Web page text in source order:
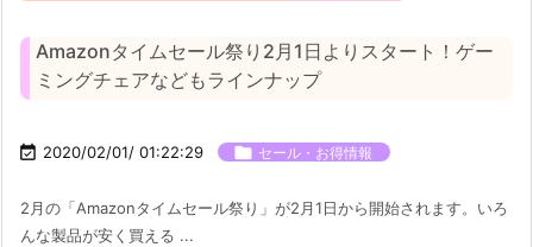
Amazonタイムセール祭り2月1日よりスタート！ゲー
ミングチェアなどもラインナップ
 2020/02/01/ 01:22:29  セール・お得情報
2月の「Amazonタイムセール祭り」が2月1日から開始されます。いろ
んな製品が安く買える ...